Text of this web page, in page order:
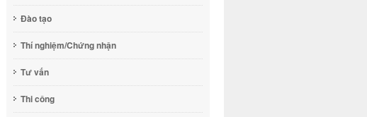
Đào tạo
Thí nghiệm/Chứng nhận
Tư vấn
Thi công